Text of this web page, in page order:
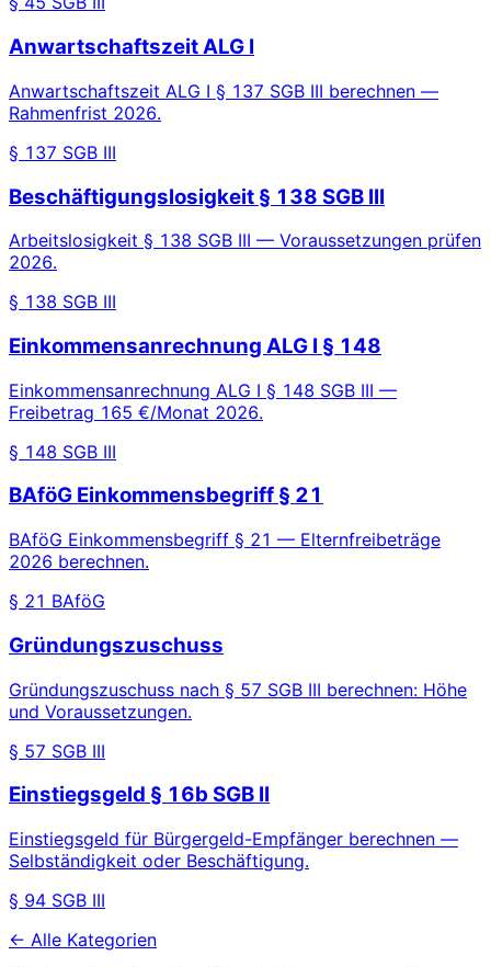
Anwartschaftszeit ALG I
Anwartschaftszeit ALG I § 137 SGB III berechnen —
Rahmenfrist 2026.
§ 137 SGB III
Beschäftigungslosigkeit § 138 SGB III
Arbeitslosigkeit § 138 SGB III — Voraussetzungen prüfen
2026.
§ 138 SGB III
Einkommensanrechnung ALG I § 148
Einkommensanrechnung ALG I § 148 SGB III —
Freibetrag 165 €/Monat 2026.
§ 148 SGB III
BAföG Einkommensbegriff § 21
BAföG Einkommensbegriff § 21 — Elternfreibeträge
2026 berechnen.
§ 21 BAföG
Gründungszuschuss
Gründungszuschuss nach § 57 SGB III berechnen: Höhe
und Voraussetzungen.
§ 57 SGB III
Einstiegsgeld § 16b SGB II
Einstiegsgeld für Bürgergeld-Empfänger berechnen —
Selbständigkeit oder Beschäftigung.
§ 94 SGB III
← Alle Kategorien